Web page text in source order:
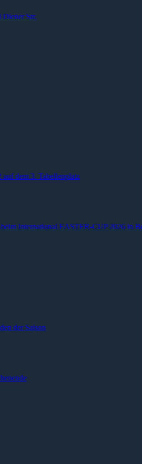
auf dem 3. Tabellenplatz
beim International EASTER-CUP 2026 in
der Saison